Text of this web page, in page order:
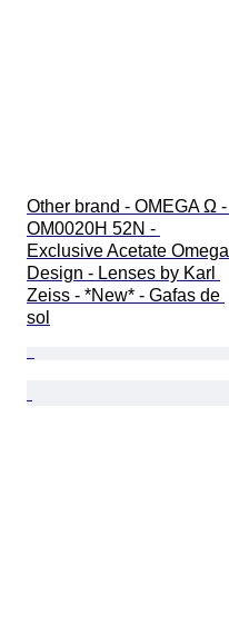
Other brand - OMEGA Ω -
OM0020H 52N -
Exclusive Acetate Omega
Design - Lenses by Karl
Zeiss - *New* - Gafas de
sol